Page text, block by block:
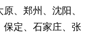
、郑州、沈阳、
定、石家庄、张